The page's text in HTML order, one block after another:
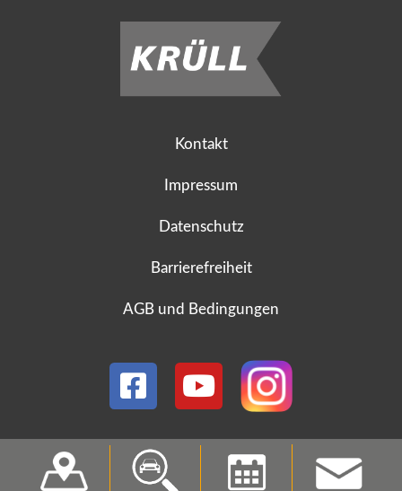
Kontakt
Impressum
Datenschutz
Barrierefreiheit
AGB und Bedingungen